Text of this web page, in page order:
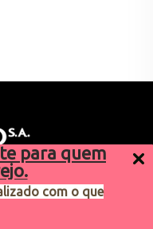
para quem
com o que